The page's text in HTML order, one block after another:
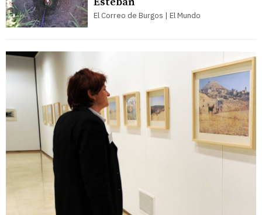
El Correo de Burgos | El Mundo